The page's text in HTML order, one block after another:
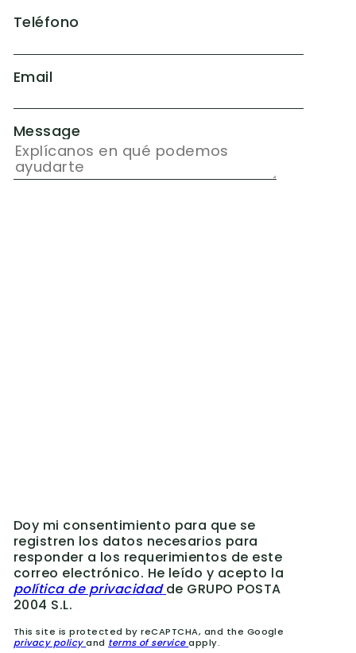
Teléfono
Email
Message
Doy mi consentimiento para que se
registren los datos necesarios para
responder a los requerimientos de este
correo electrónico. He leído y acepto la
política de privacidad de GRUPO POSTA
2004 S.L.
This site is protected by reCAPTCHA, and the Google
privacy policy and terms of service apply.